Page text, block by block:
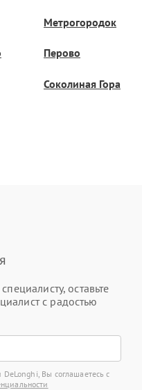
Метрогородок
Перово
Соколиная Гора
оставьте
с радостью
Вы соглашаетесь с